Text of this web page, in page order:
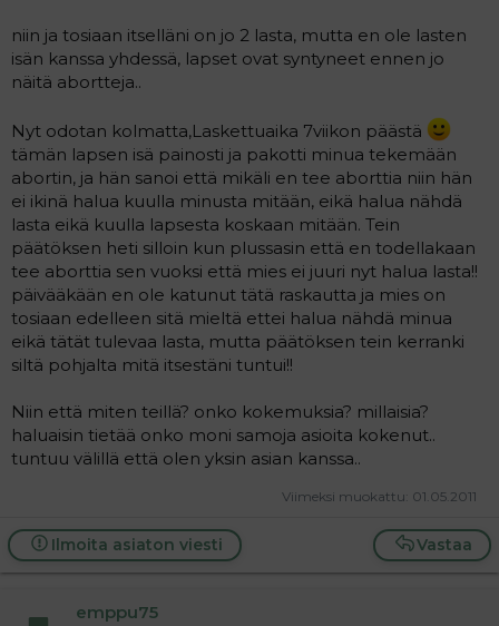
niin ja tosiaan itselläni on jo 2 lasta, mutta en ole lasten
isän kanssa yhdessä, lapset ovat syntyneet ennen jo
näitä abortteja..
Nyt odotan kolmatta,Laskettuaika 7viikon päästä
tämän lapsen isä painosti ja pakotti minua tekemään
abortin, ja hän sanoi että mikäli en tee aborttia niin hän
ei ikinä halua kuulla minusta mitään, eikä halua nähdä
lasta eikä kuulla lapsesta koskaan mitään. Tein
päätöksen heti silloin kun plussasin että en todellakaan
tee aborttia sen vuoksi että mies ei juuri nyt halua lasta!!
päivääkään en ole katunut tätä raskautta ja mies on
tosiaan edelleen sitä mieltä ettei halua nähdä minua
eikä tätät tulevaa lasta, mutta päätöksen tein kerranki
siltä pohjalta mitä itsestäni tuntui!!
Niin että miten teillä? onko kokemuksia? millaisia?
haluaisin tietää onko moni samoja asioita kokenut..
tuntuu välillä että olen yksin asian kanssa..
Viimeksi muokattu: 01.05.2011
Vastaa
Ilmoita asiaton viesti
emppu75